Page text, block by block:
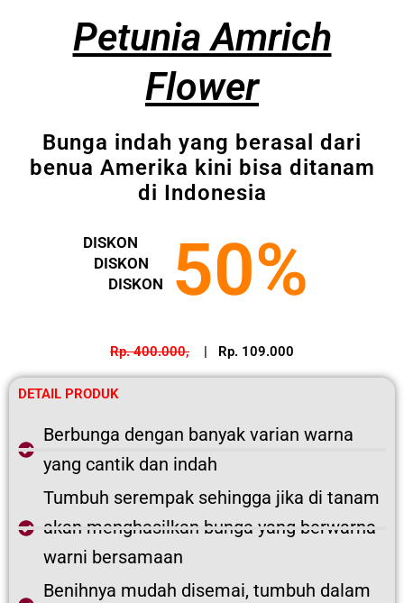
Petunia Amrich
Flower
Bunga indah yang berasal dari
benua Amerika kini bisa ditanam
di Indonesia
DISKON
DISKON
DISKON
50%
Rp. 400.000, | Rp. 109.000
DETAIL PRODUK
Berbunga dengan banyak varian warna
yang cantik dan indah
Tumbuh serempak sehingga jika di tanam
akan menghasilkan bunga yang berwarna
warni bersamaan
Benihnya mudah disemai, tumbuh dalam